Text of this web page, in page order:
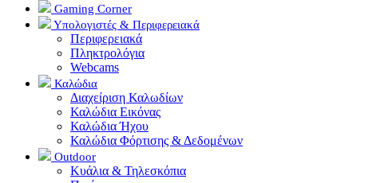
Gaming Corner
Υπολογιστές & Περιφερειακά
Περιφερειακά
Πληκτρολόγια
Webcams
Καλώδια
Διαχείριση Καλωδίων
Καλώδια Εικόνας
Καλώδια Ήχου
Καλώδια Φόρτισης & Δεδομένων
Outdoor
Κυάλια & Τηλεσκόπια